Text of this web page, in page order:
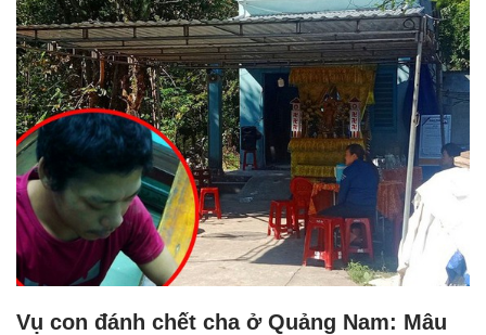
Vụ con đánh chết cha ở Quảng Nam: Mâu